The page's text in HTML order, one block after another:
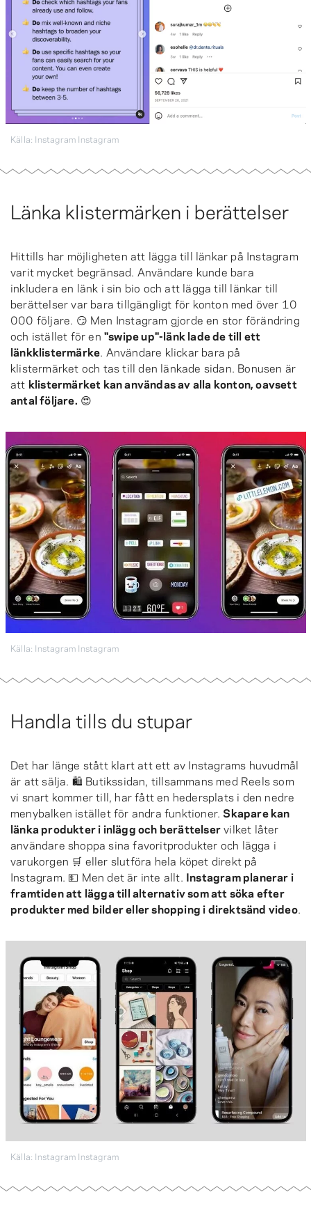
Källa: Instagram Instagram
Länka klistermärken i berättelser
Hittills har möjligheten att lägga till länkar på Instagram
varit mycket begränsad. Användare kunde bara
inkludera en länk i sin bio och att lägga till länkar till
berättelser var bara tillgängligt för konton med över 10
000 följare. 😏 Men Instagram gjorde en stor förändring
och istället för en "swipe up"-länk lade de till ett
länkklistermärke. Användare klickar bara på
klistermärket och tas till den länkade sidan. Bonusen är
att klistermärket kan användas av alla konton, oavsett
antal följare. 😍
Källa: Instagram Instagram
Handla tills du stupar
Det har länge stått klart att ett av Instagrams huvudmål
är att sälja. 🛍 Butikssidan, tillsammans med Reels som
vi snart kommer till, har fått en hedersplats i den nedre
menybalken istället för andra funktioner. Skapare kan
länka produkter i inlägg och berättelservilket låter
användare shoppa sina favoritprodukter och lägga i
varukorgen 🛒 eller slutföra hela köpet direkt på
Instagram. 💵 Men det är inte allt. Instagram planerar i
framtiden att lägga till alternativ som att söka efter
produkter med bilder eller shopping i direktsänd video.
Källa: Instagram Instagram